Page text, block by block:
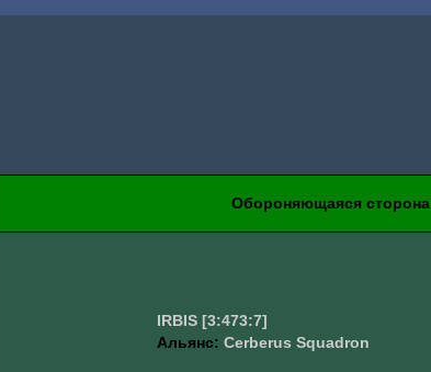
Обороняющаяся сторона
IRBIS [3:473:7]
Альянс:Cerberus Squadron